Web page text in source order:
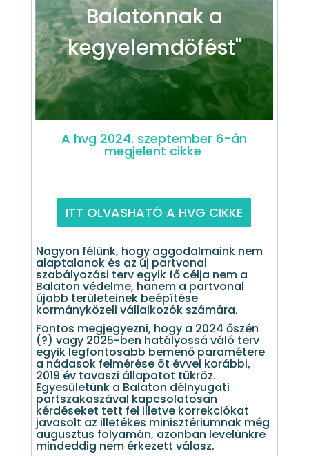
Balatonnak a
kegyelemdöfést"
A hvg 2024. szeptember 6-án
megjelent cikke
ITT OLVASHATÓ A HVG CIKKE
Nagyon félünk, hogy aggodalmaink nem
alaptalanok és az új partvonal
szabályozási terv egyik fő célja nem a
Balaton védelme, hanem a partvonal
újabb területeinek beépítése
kormányközeli vállalkozók számára.
Fontos megjegyezni, hogy a 2024 őszén
(?) vagy 2025-ben hatályossá váló terv
egyik legfontosabb bemenő paramétere
a nádasok felmérése öt évvel korábbi,
2019 év tavaszi állapotot tükröz.
Egyesületünk a Balaton délnyugati
partszakaszával kapcsolatosan
kérdéseket tett fel illetve korrekciókat
javasolt az illetékes minisztériumnak még
augusztus folyamán, azonban levelünkre
mindeddig nem érkezett válasz.